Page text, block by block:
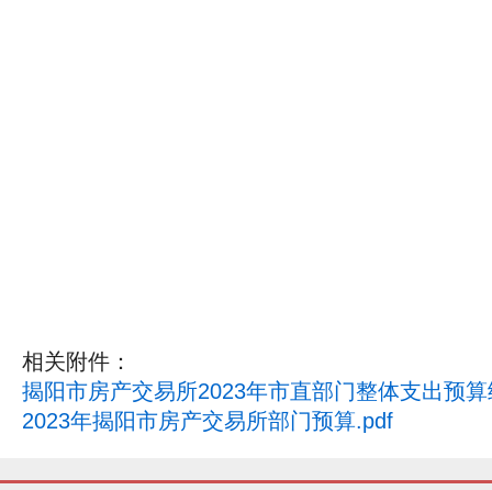
相关附件：
揭阳市房产交易所2023年市直部门整体支出预
2023年揭阳市房产交易所部门预算.pdf